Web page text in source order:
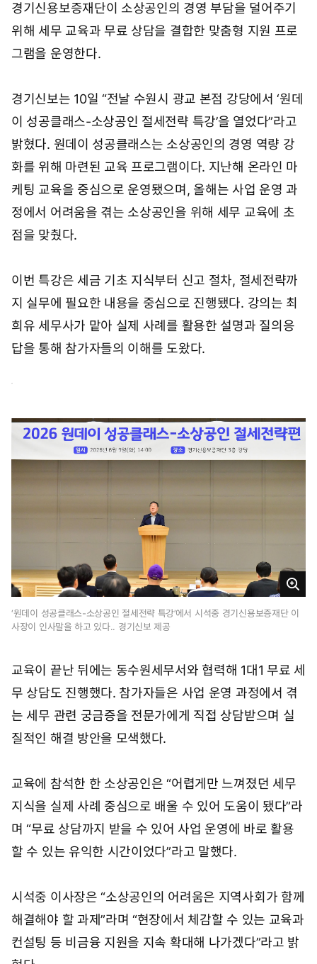
경기신용보증재단이 소상공인의 경영 부담을 덜어주기
위해 세무 교육과 무료 상담을 결합한 맞춤형 지원 프로
그램을 운영한다.
경기신보는 10일 “전날 수원시 광교 본점 강당에서 ‘원데
이 성공클래스-소상공인 절세전략 특강’을 열었다”라고
밝혔다. 원데이 성공클래스는 소상공인의 경영 역량 강
화를 위해 마련된 교육 프로그램이다. 지난해 온라인 마
케팅 교육을 중심으로 운영됐으며, 올해는 사업 운영 과
정에서 어려움을 겪는 소상공인을 위해 세무 교육에 초
점을 맞췄다.
이번 특강은 세금 기초 지식부터 신고 절차, 절세전략까
지 실무에 필요한 내용을 중심으로 진행됐다. 강의는 최
희유 세무사가 맡아 실제 사례를 활용한 설명과 질의응
답을 통해 참가자들의 이해를 도왔다.
크
게
‘원데이 성공클래스-소상공인 절세전략 특강’에서 시석중 경기신용보증재단 이
사장이 인사말을 하고 있다.. 경기신보 제공
교육이 끝난 뒤에는 동수원세무서와 협력해 1대1 무료 세
무 상담도 진행했다. 참가자들은 사업 운영 과정에서 겪
는 세무 관련 궁금증을 전문가에게 직접 상담받으며 실
질적인 해결 방안을 모색했다.
교육에 참석한 한 소상공인은 “어렵게만 느껴졌던 세무
지식을 실제 사례 중심으로 배울 수 있어 도움이 됐다”라
며 “무료 상담까지 받을 수 있어 사업 운영에 바로 활용
할 수 있는 유익한 시간이었다”라고 말했다.
시석중 이사장은 “소상공인의 어려움은 지역사회가 함께
해결해야 할 과제”라며 “현장에서 체감할 수 있는 교육과
컨설팅 등 비금융 지원을 지속 확대해 나가겠다”라고 밝